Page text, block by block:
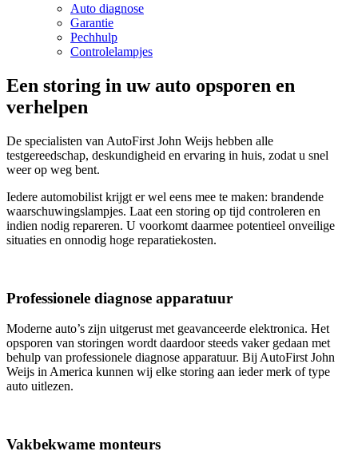
Auto diagnose
Garantie
Pechhulp
Controlelampjes
Een storing in uw auto opsporen en
verhelpen
De specialisten van AutoFirst John Weijs hebben alle
testgereedschap, deskundigheid en ervaring in huis, zodat u snel
weer op weg bent.
Iedere automobilist krijgt er wel eens mee te maken: brandende
waarschuwingslampjes. Laat een storing op tijd controleren en
indien nodig repareren. U voorkomt daarmee potentieel onveilige
situaties en onnodig hoge reparatiekosten.
Professionele diagnose apparatuur
Moderne auto’s zijn uitgerust met geavanceerde elektronica. Het
opsporen van storingen wordt daardoor steeds vaker gedaan met
behulp van professionele diagnose apparatuur. Bij AutoFirst John
Weijs in America kunnen wij elke storing aan ieder merk of type
auto uitlezen.
Vakbekwame monteurs